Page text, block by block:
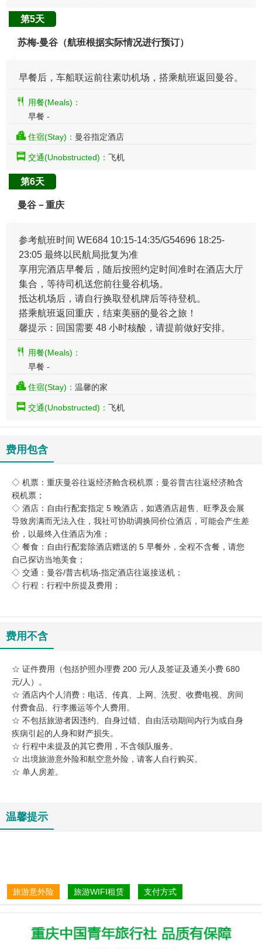
第5天
苏梅-曼谷（航班根据实际情况进行预订）
早餐后，车船联运前往素叻机场，搭乘航班返回曼谷。
用餐(Meals)：
早餐 -
住宿(Stay)： 曼谷指定酒店
交通(Unobstructed)： 飞机
第6天
曼谷－重庆
参考航班时间 WE684 10:15-14:35/G54696 18:25-
23:05 最终以民航局批复为准
享用完酒店早餐后，随后按照约定时间准时在酒店大厅
集合，等待司机送您前往曼谷机场。
抵达机场后，请自行换取登机牌后等待登机。
搭乘航班返回重庆，结束美丽的曼谷之旅！
馨提示：回国需要 48 小时核酸，请提前做好安排。
用餐(Meals)：
早餐 -
住宿(Stay)： 温馨的家
交通(Unobstructed)： 飞机
费用包含
◇ 机票：重庆曼谷往返经济舱含税机票；曼谷普吉往返经济舱含
税机票；
◇ 酒店：自由行配套指定 5 晚酒店，如遇酒店超售、旺季及会展
导致房满而无法入住，我社可协助调换同价位酒店，可能会产生差
价，以最终入住酒店为准；
◇ 餐食：自由行配套除酒店赠送的 5 早餐外，全程不含餐，请您
自己探访当地美食；
◇ 交通：曼谷/普吉机场-指定酒店往返接送机；
◇ 行程：行程中所提及费用；
费用不含
☆ 证件费用（包括护照办理费 200 元/人及签证及通关小费 680
元/人）。
☆ 酒店内个人消费：电话、传真、上网、洗熨、收费电视、房间
付费食品、行李搬运等个人费用。
☆ 不包括旅游者因违约、自身过错、自由活动期间内行为或自身
疾病引起的人身和财产损失。
☆ 行程中未提及的其它费用，不含领队服务。
☆ 出境旅游意外险和航空意外险，请客人自行购买。
☆ 单人房差。
温馨提示
旅游意外险 旅游WIFI租赁 支付方式